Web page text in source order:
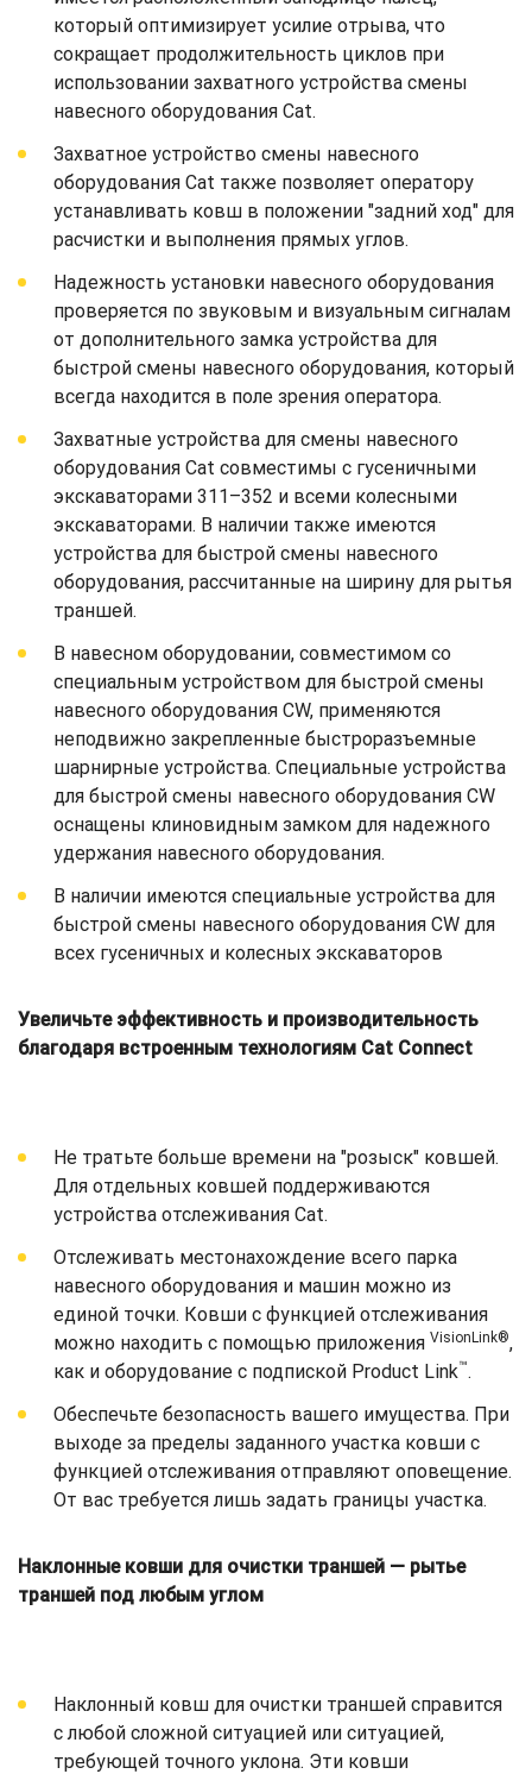
который оптимизирует усилие отрыва, что
сокращает продолжительность циклов при
использовании захватного устройства смены
навесного оборудования Cat.
Захватное устройство смены навесного
оборудования Cat также позволяет оператору
устанавливать ковш в положении "задний ход" для
расчистки и выполнения прямых углов.
Надежность установки навесного оборудования
проверяется по звуковым и визуальным сигналам
от дополнительного замка устройства для
быстрой смены навесного оборудования, который
всегда находится в поле зрения оператора.
Захватные устройства для смены навесного
оборудования Cat совместимы с гусеничными
экскаваторами 311–352 и всеми колесными
экскаваторами. В наличии также имеются
устройства для быстрой смены навесного
оборудования, рассчитанные на ширину для рытья
траншей.
В навесном оборудовании, совместимом со
специальным устройством для быстрой смены
навесного оборудования CW, применяются
неподвижно закрепленные быстроразъемные
шарнирные устройства. Специальные устройства
для быстрой смены навесного оборудования CW
оснащены клиновидным замком для надежного
удержания навесного оборудования.
В наличии имеются специальные устройства для
быстрой смены навесного оборудования CW для
всех гусеничных и колесных экскаваторов
Увеличьте эффективность и производительность
благодаря встроенным технологиям Cat Connect
Не тратьте больше времени на "розыск" ковшей.
Для отдельных ковшей поддерживаются
устройства отслеживания Cat.
Отслеживать местонахождение всего парка
навесного оборудования и машин можно из
единой точки. Ковши с функцией отслеживания
можно находить с помощью приложения VisionLink®,
как и оборудование с подпиской Product Link™.
Обеспечьте безопасность вашего имущества. При
выходе за пределы заданного участка ковши с
функцией отслеживания отправляют оповещение.
От вас требуется лишь задать границы участка.
Наклонные ковши для очистки траншей — рытье
траншей под любым углом
Наклонный ковш для очистки траншей справится
с любой сложной ситуацией или ситуацией,
требующей точного уклона. Эти ковши